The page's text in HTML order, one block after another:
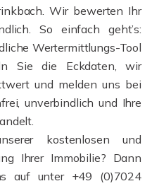
Wir bewerten Ihr
So einfach geht’s:
Wertermittlungs-Tool
Sie die Eckdaten, wir
und melden uns bei
unverbindlich und Ihre
kostenlosen und
Ihrer Immobilie? Dann
auf unter +49 (0)7024